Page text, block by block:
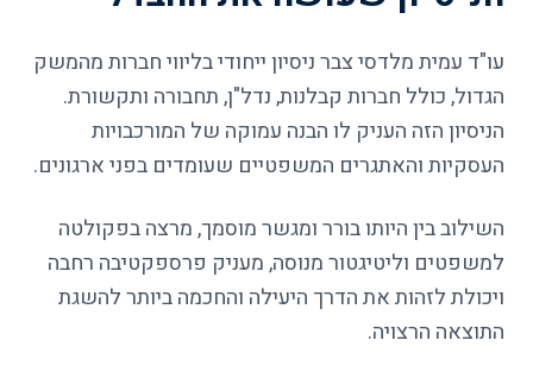
עו"ד עמית מלדסי צבר ניסיון ייחודי בליווי חברות מהמשק
הגדול, כולל חברות קבלנות, נדל"ן, תחבורה ותקשורת.
הניסיון הזה העניק לו הבנה עמוקה של המורכבויות
העסקיות והאתגרים המשפטיים שעומדים בפני ארגונים.
השילוב בין היותו בורר ומגשר מוסמך, מרצה בפקולטה
למשפטים וליטיגטור מנוסה, מעניק פרספקטיבה רחבה
ויכולת לזהות את הדרך היעילה והחכמה ביותר להשגת
התוצאה הרצויה.